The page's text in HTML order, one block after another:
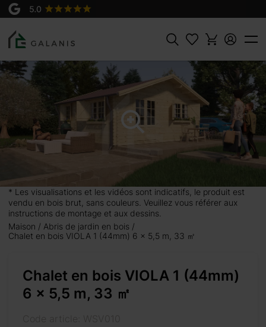
Rechercher
* Les visualisations et les vidéos sont indicatifs, le produit est
vendu en bois brut, sans couleurs. Veuillez vous référer aux
instructions de montage et aux dessins.
Maison
Abris de jardin en bois
Chalet en bois VIOLA 1 (44mm) 6 x 5,5 m, 33 ㎡
Chalet en bois VIOLA 1 (44mm)
6 x 5,5 m, 33 ㎡
Produit:
VIOLA 1 Madriers en 44 mm
11250 €
à